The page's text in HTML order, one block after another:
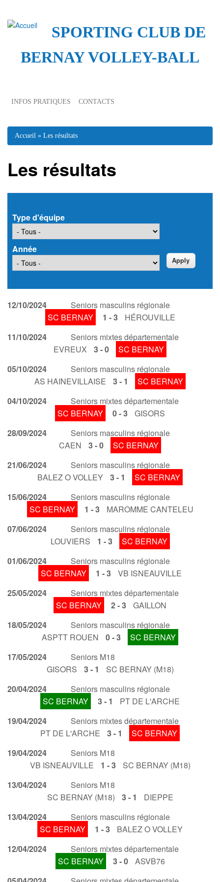
SPORTING CLUB DE
BERNAY VOLLEY-BALL
INFOS PRATIQUES CONTACTS
Vous êtes ici
Accueil » Les résultats
Les résultats
Type d'équipe
Année
12/10/2024
Seniors masculins régionale
SC BERNAY
1 - 3
HÉROUVILLE
11/10/2024
Seniors mixtes départementale
EVREUX
3 - 0
SC BERNAY
05/10/2024
Seniors masculins régionale
AS HAINEVILLAISE
3 - 1
SC BERNAY
04/10/2024
Seniors mixtes départementale
SC BERNAY
0 - 3
GISORS
28/09/2024
Seniors masculins régionale
CAEN
3 - 0
SC BERNAY
21/06/2024
Seniors masculins régionale
BALEZ O VOLLEY
3 - 1
SC BERNAY
15/06/2024
Seniors masculins régionale
SC BERNAY
1 - 3
MAROMME CANTELEU
07/06/2024
Seniors masculins régionale
LOUVIERS
1 - 3
SC BERNAY
01/06/2024
Seniors masculins régionale
SC BERNAY
1 - 3
VB ISNEAUVILLE
25/05/2024
Seniors mixtes départementale
SC BERNAY
2 - 3
GAILLON
18/05/2024
Seniors masculins régionale
ASPTT ROUEN
0 - 3
SC BERNAY
17/05/2024
Seniors M18
GISORS
3 - 1
SC BERNAY (M18)
20/04/2024
Seniors masculins régionale
SC BERNAY
3 - 1
PT DE L'ARCHE
19/04/2024
Seniors mixtes départementale
PT DE L'ARCHE
3 - 1
SC BERNAY
19/04/2024
Seniors M18
VB ISNEAUVILLE
1 - 3
SC BERNAY (M18)
13/04/2024
Seniors M18
SC BERNAY (M18)
3 - 1
DIEPPE
13/04/2024
Seniors masculins régionale
SC BERNAY
1 - 3
BALEZ O VOLLEY
12/04/2024
Seniors mixtes départementale
SC BERNAY
3 - 0
ASVB76